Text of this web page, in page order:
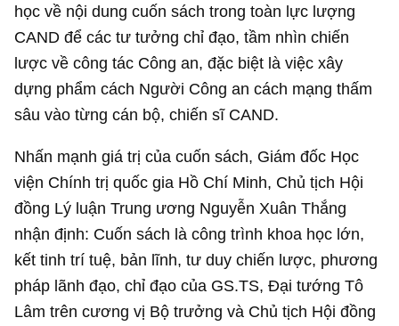
học về nội dung cuốn sách trong toàn lực lượng
CAND để các tư tưởng chỉ đạo, tầm nhìn chiến
lược về công tác Công an, đặc biệt là việc xây
dựng phẩm cách Người Công an cách mạng thấm
sâu vào từng cán bộ, chiến sĩ CAND.
Nhấn mạnh giá trị của cuốn sách, Giám đốc Học
viện Chính trị quốc gia Hồ Chí Minh, Chủ tịch Hội
đồng Lý luận Trung ương Nguyễn Xuân Thắng
nhận định: Cuốn sách là công trình khoa học lớn,
kết tinh trí tuệ, bản lĩnh, tư duy chiến lược, phương
pháp lãnh đạo, chỉ đạo của GS.TS, Đại tướng Tô
Lâm trên cương vị Bộ trưởng và Chủ tịch Hội đồng